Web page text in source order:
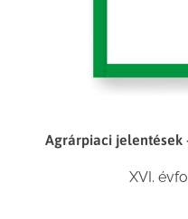
Agrárpiaci jelentések
XVI.